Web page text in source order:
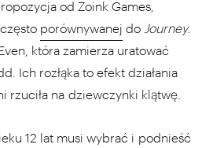
od Zoink Games,
porównywanej do Journey.
która zamierza uratować
Ich rozłąka to efekt działania
rzuciła na dziewczynki klątwę.
12 lat musi wybrać i podnieść